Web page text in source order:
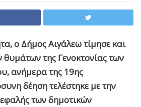
ο Δήμος Αιγάλεω τίμησε και
της Γενοκτονίας των
ανήμερα της 19ης
δέησητελέστηκε με την
των δημοτικών